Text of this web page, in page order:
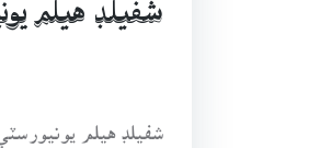
شفيلڊ هيلم
شفيلڊ هيلم